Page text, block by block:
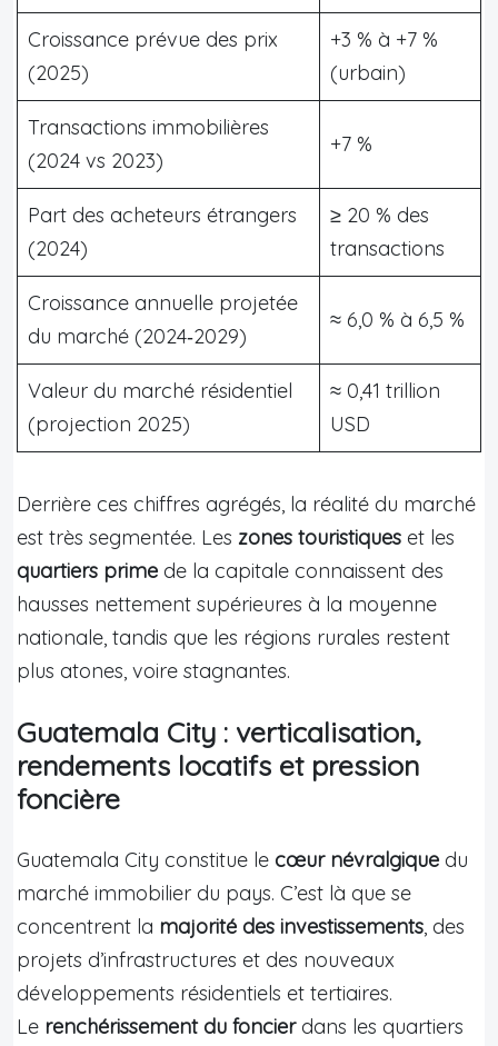
Croissance prévue des prix
(2025)
+3 % à +7 %
(urbain)
Transactions immobilières
(2024 vs 2023)
+7 %
Part des acheteurs étrangers
(2024)
≥ 20 % des
transactions
Croissance annuelle projetée
du marché (2024‑2029)
≈ 6,0 % à 6,5 %
Valeur du marché résidentiel
(projection 2025)
≈ 0,41 trillion
USD
Derrière ces chiffres agrégés, la réalité du marché
est très segmentée. Les zones touristiques et les
quartiers prime de la capitale connaissent des
hausses nettement supérieures à la moyenne
nationale, tandis que les régions rurales restent
plus atones, voire stagnantes.
Guatemala City : verticalisation,
rendements locatifs et pression
foncière
Guatemala City constitue le cœur névralgique du
marché immobilier du pays. C’est là que se
concentrent la majorité des investissements, des
projets d’infrastructures et des nouveaux
développements résidentiels et tertiaires.
Le renchérissement du foncierdans les quartiers